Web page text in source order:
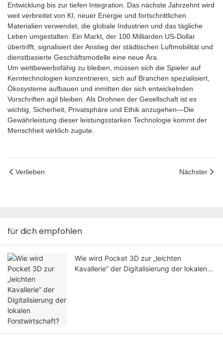
Entwicklung bis zur tiefen Integration. Das nächste Jahrzehnt wird
weit verbreitet von KI, neuer Energie und fortschrittlichen
Materialien verwendet, die globale Industrien und das tägliche
Leben umgestalten. Ein Markt, der 100 Milliarden US-Dollar
übertrifft, signalisiert der Anstieg der städtischen Luftmobilität und
dienstbasierte Geschäftsmodelle eine neue Ära.
Um wettbewerbsfähig zu bleiben, müssen sich die Spieler auf
Kerntechnologien konzentrieren, sich auf Branchen spezialisiert,
Ökosysteme aufbauen und inmitten der sich entwickelnden
Vorschriften agil bleiben. Als Drohnen der Gesellschaft ist es
wichtig, Sicherheit, Privatsphäre und Ethik anzugehen—Die
Gewährleistung dieser leistungsstarken Technologie kommt der
Menschheit wirklich zugute.
Verlieben Nächster
für dich empfohlen
Wie wird Pocket 3D zur „leichten
Kavallerie“ der Digitalisierung der lokalen